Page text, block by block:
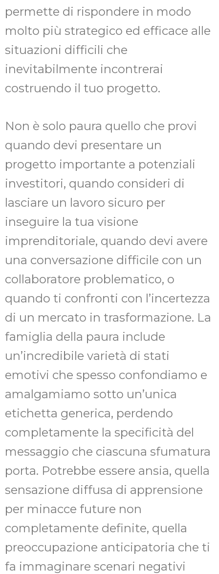
permette di rispondere in modo
molto più strategico ed efficace alle
situazioni difficili che
inevitabilmente incontrerai
costruendo il tuo progetto.
Non è solo paura quello che provi
quando devi presentare un
progetto importante a potenziali
investitori, quando consideri di
lasciare un lavoro sicuro per
inseguire la tua visione
imprenditoriale, quando devi avere
una conversazione difficile con un
collaboratore problematico, o
quando ti confronti con l’incertezza
di un mercato in trasformazione. La
famiglia della paura include
un’incredibile varietà di stati
emotivi che spesso confondiamo e
amalgamiamo sotto un’unica
etichetta generica, perdendo
completamente la specificità del
messaggio che ciascuna sfumatura
porta. Potrebbe essere ansia, quella
sensazione diffusa di apprensione
per minacce future non
completamente definite, quella
preoccupazione anticipatoria che ti
fa immaginare scenari negativi